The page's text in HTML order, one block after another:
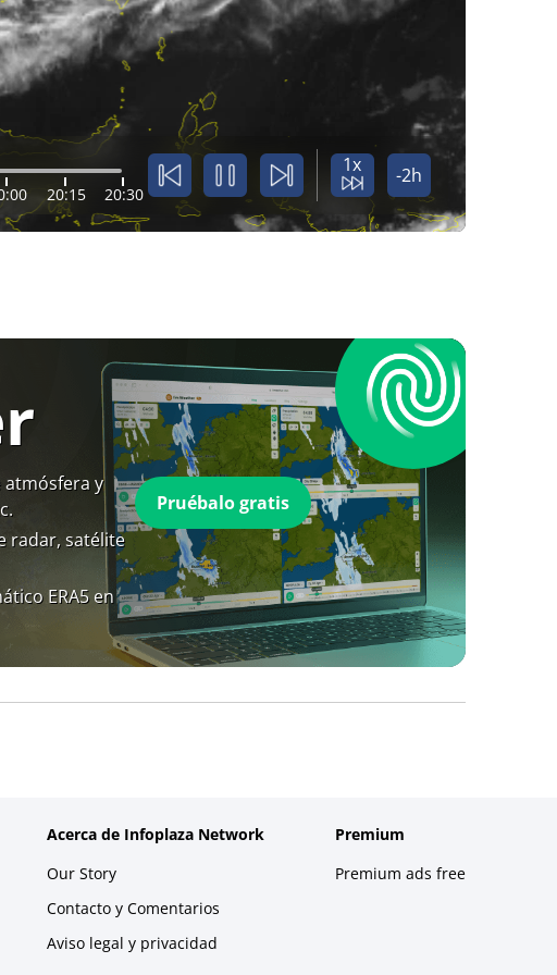
20:15 20:30
1x -2h
atmósfera y
radar, satélite
ERA5 en
Pruébalo gratis
Acerca de Infoplaza Network
Our Story
Contacto y Comentarios
Aviso legal y privacidad
Premium
Premium ads free